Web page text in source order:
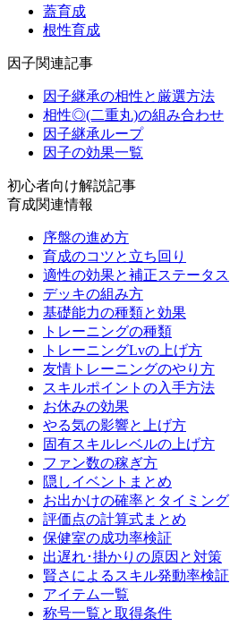
蓋育成
根性育成
因子関連記事
因子継承の相性と厳選方法
相性◎(二重丸)の組み合わせ
因子継承ループ
因子の効果一覧
初心者向け解説記事
育成関連情報
序盤の進め方
育成のコツと立ち回り
適性の効果と補正ステータス
デッキの組み方
基礎能力の種類と効果
トレーニングの種類
トレーニングLvの上げ方
友情トレーニングのやり方
スキルポイントの入手方法
お休みの効果
やる気の影響と上げ方
固有スキルレベルの上げ方
ファン数の稼ぎ方
隠しイベントまとめ
お出かけの確率とタイミング
評価点の計算式まとめ
保健室の成功率検証
出遅れ･掛かりの原因と対策
賢さによるスキル発動率検証
アイテム一覧
称号一覧と取得条件